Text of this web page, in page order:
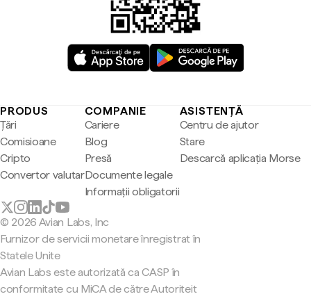
PRODUS
Țări
Comisioane
Cripto
Convertor valutar
COMPANIE
Cariere
Blog
Presă
Documente legale
Informații obligatorii
ASISTENȚĂ
Centru de ajutor
Stare
Descarcă aplicația Morse
© 2026 Avian Labs, Inc
Furnizor de servicii monetare înregistrat în
Statele Unite
Avian Labs este autorizată ca CASP în
conformitate cu MiCA de către Autoriteit